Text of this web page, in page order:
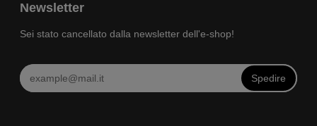
Newsletter
Sei stato cancellato dalla newsletter dell'e-shop!
Spedire